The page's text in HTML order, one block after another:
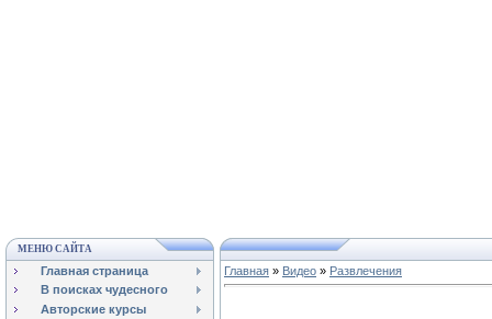
МЕНЮ САЙТА
Главная страница
В поисках чудесного
Авторские курсы
Главная » Видео » Развлечения